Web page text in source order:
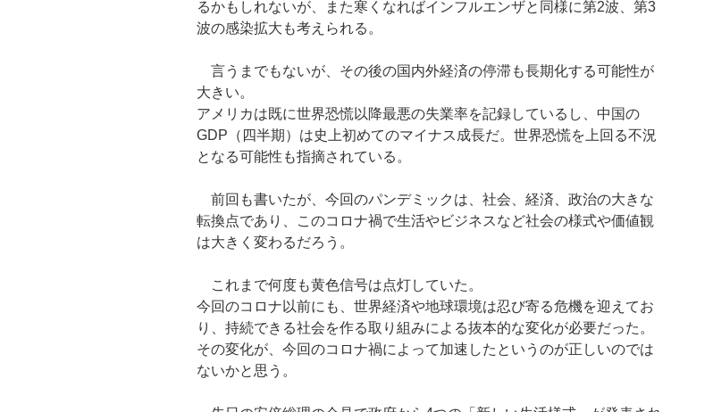
るかもしれないが、また寒くなればインフルエンザと同様に第2波、第3
波の感染拡大も考えられる。
言うまでもないが、その後の国内外経済の停滞も長期化する可能性が
大きい。
アメリカは既に世界恐慌以降最悪の失業率を記録しているし、中国の
GDP（四半期）は史上初めてのマイナス成長だ。世界恐慌を上回る不況
となる可能性も指摘されている。
前回も書いたが、今回のパンデミックは、社会、経済、政治の大きな
転換点であり、このコロナ禍で生活やビジネスなど社会の様式や価値観
は大きく変わるだろう。
これまで何度も黄色信号は点灯していた。
今回のコロナ以前にも、世界経済や地球環境は忍び寄る危機を迎えてお
り、持続できる社会を作る取り組みによる抜本的な変化が必要だった。
その変化が、今回のコロナ禍によって加速したというのが正しいのでは
ないかと思う。